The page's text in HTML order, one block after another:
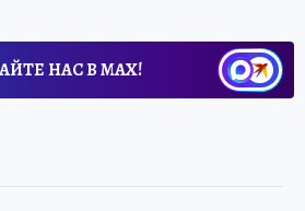
НАС В МАХ!